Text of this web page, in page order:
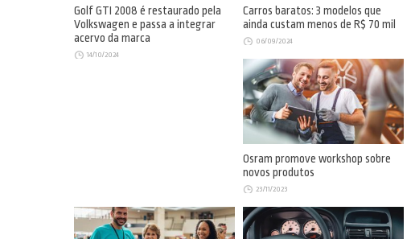
Golf GTI 2008 é restaurado pela
Volkswagen e passa a integrar
acervo da marca
14/10/2024
Carros baratos: 3 modelos que
ainda custam menos de R$ 70 mil
06/09/2024
Osram promove workshop sobre
novos produtos
23/11/2023